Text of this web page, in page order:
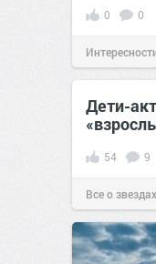
0 0
Дети-
54 9
Все о